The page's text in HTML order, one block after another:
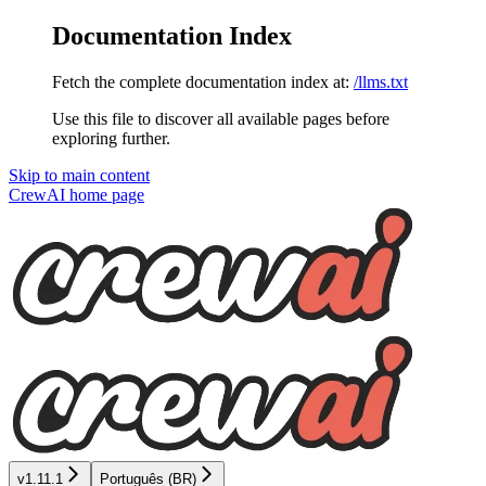
Documentation Index
Fetch the complete documentation index at: /llms.txt
Use this file to discover all available pages before
exploring further.
Skip to main content
CrewAI home page
v1.11.1 Português (BR)